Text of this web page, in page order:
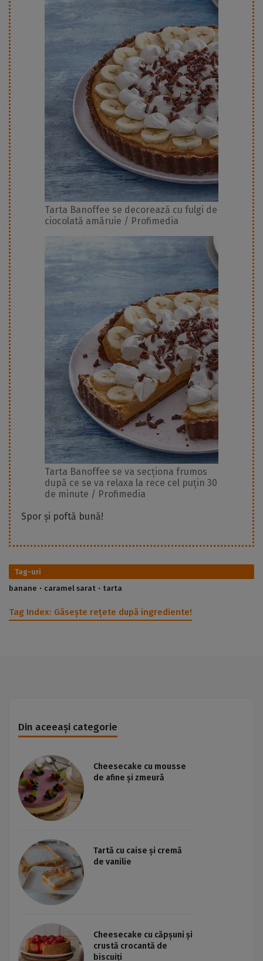
Tarta Banoffee se decorează cu fulgi de
ciocolată amăruie / Profimedia
Tarta Banoffee se va secționa frumos
după ce se va relaxa la rece cel puțin 30
de minute / Profimedia
Spor și poftă bună!
Tag-uri
banane
caramel sarat tarta
Tag Index: Găsește rețete după ingrediente!
Din aceeași categorie
Cheesecake cu mousse
de afine și zmeură
Tartă cu caise și cremă
de vanilie
Cheesecake cu căpșuni și
crustă crocantă de
biscuiți